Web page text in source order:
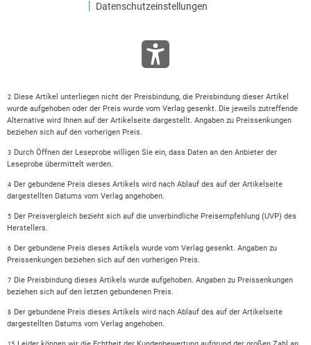
Datenschutzeinstellungen
2 Diese Artikel unterliegen nicht der Preisbindung, die Preisbindung dieser Artikel
wurde aufgehoben oder der Preis wurde vom Verlag gesenkt. Die jeweils zutreffende
Alternative wird Ihnen auf der Artikelseite dargestellt. Angaben zu Preissenkungen
beziehen sich auf den vorherigen Preis.
3 Durch Öffnen der Leseprobe willigen Sie ein, dass Daten an den Anbieter der
Leseprobe übermittelt werden.
4 Der gebundene Preis dieses Artikels wird nach Ablauf des auf der Artikelseite
dargestellten Datums vom Verlag angehoben.
5 Der Preisvergleich bezieht sich auf die unverbindliche Preisempfehlung (UVP) des
Herstellers.
6 Der gebundene Preis dieses Artikels wurde vom Verlag gesenkt. Angaben zu
Preissenkungen beziehen sich auf den vorherigen Preis.
7 Die Preisbindung dieses Artikels wurde aufgehoben. Angaben zu Preissenkungen
beziehen sich auf den letzten gebundenen Preis.
8 Der gebundene Preis dieses Artikels wird nach Ablauf des auf der Artikelseite
dargestellten Datums vom Verlag angehoben.